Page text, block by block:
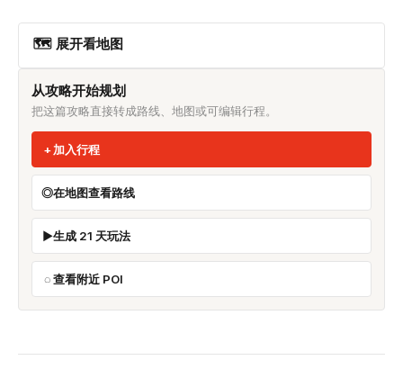
🗺 展开看地图
从攻略开始规划
把这篇攻略直接转成路线、地图或可编辑行程。
加入行程
在地图查看路线
生成 21 天玩法
查看附近 POI